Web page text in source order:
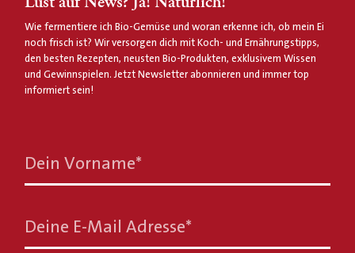
Wie fermentiere ich Bio-Gemüse und woran erkenne ich, ob mein Ei
noch frisch ist? Wir versorgen dich mit Koch- und Ernährungstipps,
den besten Rezepten, neusten Bio-Produkten, exklusivem Wissen
und Gewinnspielen. Jetzt Newsletter abonnieren und immer top
informiert sein!
Dein Vorname*
Deine E-Mail Adresse*